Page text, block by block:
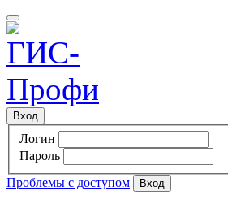
Вход
Логин
Пароль
Проблемы с доступом